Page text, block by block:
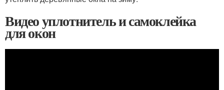
Видео уплотнитель и самоклейка
для окон